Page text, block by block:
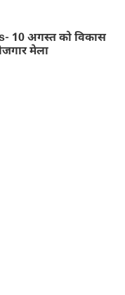
10 अगस्त को विकास
मेला